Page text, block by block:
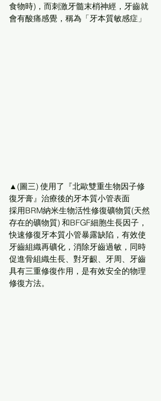
食物時)，而刺激牙髓末梢神經，牙齒就
會有酸痛感覺，稱為「牙本質敏感症」
▲(圖三) 使用了『北歐雙重生物因子修
復牙膏』治療後的牙本質小管表面
採用BRM納米生物活性修復礦物質(天然
存在的礦物質) 和BFGF細胞生長因子，
快速修復牙本質小管暴露缺陷，有效使
牙齒組織再礦化，消除牙齒過敏，同時
促進骨組織生長、對牙齦、牙周、牙齒
具有三重修復作用，是有效安全的物理
修復方法。